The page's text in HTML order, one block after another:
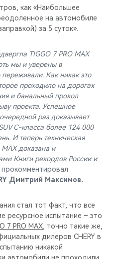
как «Наибольшее
на автомобиле
за 5 суток».
TIGGO 7 PRO MAX
мы и уверены в
Как никак это
проходило на дорогах
и банальный прокол
проекта. Успешное
раз доказывает
C-класса более 124 000
И теперь техническая
доказана и
Книги рекордов России и
прокомментировал
Дмитрий Максимов.
стал тот факт, что все
ресурсное испытание – это
7 PRO MAX , точно такие же,
дилеров CHERY в
никакой
автомобили не проходили,